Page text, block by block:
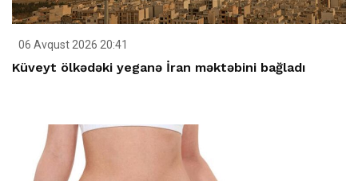
06 Avqust 2026 20:41
Küveyt ölkədəki yeganə İran məktəbini bağladı